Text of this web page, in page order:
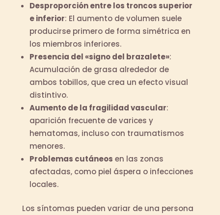
Desproporción entre los troncos superior
e inferior: El aumento de volumen suele
producirse primero de forma simétrica en
los miembros inferiores.
Presencia del «signo del brazalete»:
Acumulación de grasa alrededor de
ambos tobillos, que crea un efecto visual
distintivo.
Aumento de la fragilidad vascular:
aparición frecuente de varices y
hematomas, incluso con traumatismos
menores.
Problemas cutáneos en las zonas
afectadas, como piel áspera o infecciones
locales.
Los síntomas pueden variar de una persona